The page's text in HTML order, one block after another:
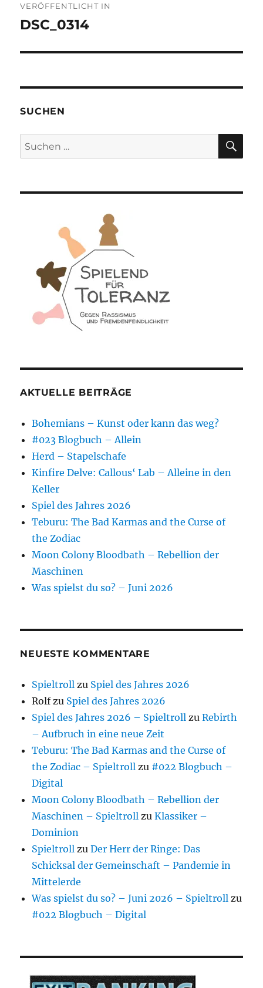
VERÖFFENTLICHT IN
DSC_0314
SUCHEN
Suchen
nach:
AKTUELLE BEITRÄGE
Bohemians – Kunst oder kann das weg?
#023 Blogbuch – Allein
Herd – Stapelschafe
Kinfire Delve: Callous‘ Lab – Alleine in den
Keller
Spiel des Jahres 2026
Teburu: The Bad Karmas and the Curse of
the Zodiac
Moon Colony Bloodbath – Rebellion der
Maschinen
Was spielst du so? – Juni 2026
NEUESTE KOMMENTARE
Spieltroll zu Spiel des Jahres 2026
Rolfzu Spiel des Jahres 2026
Spiel des Jahres 2026 – Spieltroll zuRebirth
– Aufbruch in eine neue Zeit
Teburu: The Bad Karmas and the Curse of
the Zodiac – Spieltroll zu #022 Blogbuch –
Digital
Moon Colony Bloodbath – Rebellion der
Maschinen – Spieltroll zuKlassiker –
Dominion
Spieltroll zuDer Herr der Ringe: Das
Schicksal der Gemeinschaft – Pandemie in
Mittelerde
Was spielst du so? – Juni 2026 – Spieltroll zu
#022 Blogbuch – Digital